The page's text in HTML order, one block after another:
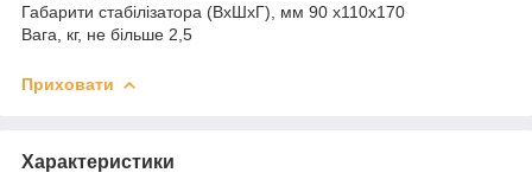
Габарити стабілізатора (ВхШхГ), мм 90 х110х170
Вага, кг, не більше 2,5
Приховати
Характеристики